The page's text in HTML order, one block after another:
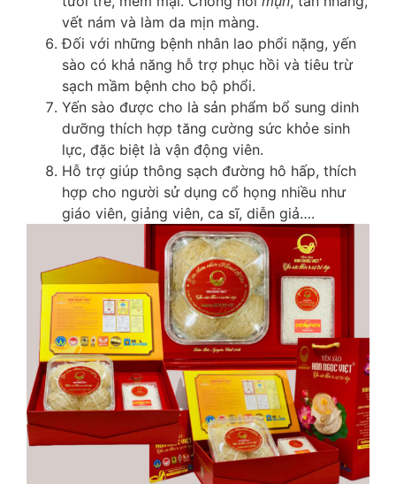
vết nám và làm da mịn màng.
Đối với những bệnh nhân lao phổi nặng, yến
sào có khả năng hỗ trợ phục hồi và tiêu trừ
sạch mầm bệnh cho bộ phổi.
Yến sào được cho là sản phẩm bổ sung dinh
dưỡng thích hợp tăng cường sức khỏe sinh
lực, đặc biệt là vận động viên.
Hỗ trợ giúp thông sạch đường hô hấp, thích
hợp cho người sử dụng cổ họng nhiều như
giáo viên, giảng viên, ca sĩ, diễn giả….